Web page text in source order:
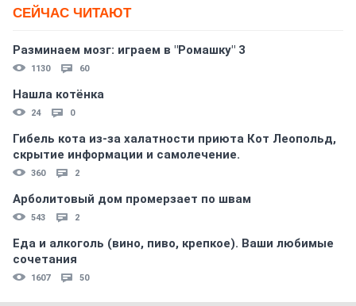
СЕЙЧАС ЧИТАЮТ
Разминаем мозг: играем в "Ромашку" 3
1130 60
Нашла котёнка
24 0
Гибель кота из-за халатности приюта Кот Леопольд,
скрытиe информации и самолечение.
360 2
Арболитовый дом промерзает по швам
543 2
Еда и алкоголь (вино, пиво, крепкое). Ваши любимые
сочетания
1607 50